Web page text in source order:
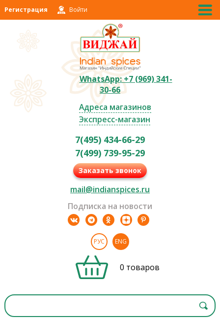
Регистрация Войти
WhatsApp: +7 (969) 341-
30-66
Адреса магазинов
Экспресс-магазин
7(495) 434-66-29
7(499) 739-95-29
Заказать звонок
mail@indianspices.ru
Подписка на новости
РУС ENG
0 товаров